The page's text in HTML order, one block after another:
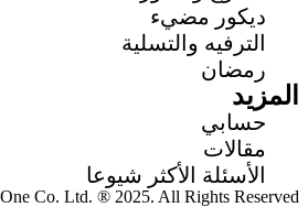
ديكور مضيء
الترفيه والتسلية
رمضان
المزيد
حسابي
مقالات
الأسئلة الأكثر شيوعا
Co. Ltd. ® 2025. All Rights Reserved.